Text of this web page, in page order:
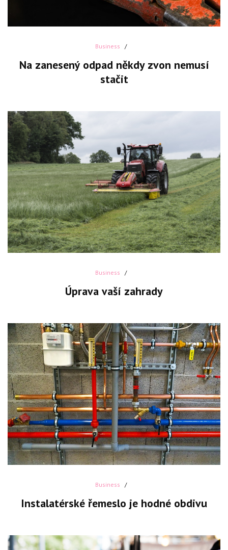
Business
Na zanesený odpad někdy zvon nemusí
stačit
Business
Úprava vaší zahrady
Business
Instalatérské řemeslo je hodné obdivu